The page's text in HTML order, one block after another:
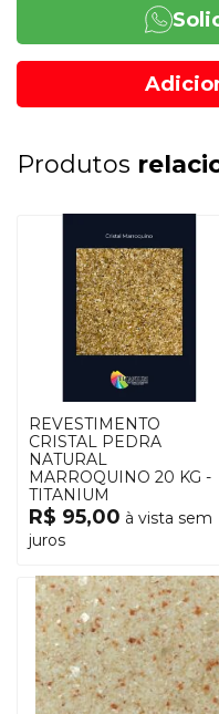
Produtos
REVESTIMENTO
CRISTAL PEDRA
NATURAL
MARROQUINO 20 KG -
TITANIUM
R$ 95,00 à vista sem
juros